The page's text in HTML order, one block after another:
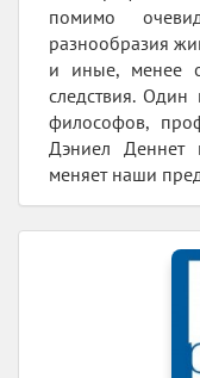
помимо
разнообразия
и иные, менее
следствия.
философов,
Дэниел Деннет
меняет наши